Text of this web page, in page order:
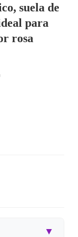
suela de
para
rosa
▼